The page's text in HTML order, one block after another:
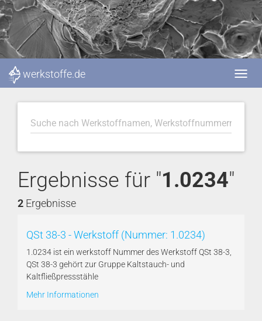
werkstoffe.de
Ergebnisse für "1.0234"
2 Ergebnisse
QSt 38-3 - Werkstoff (Nummer: 1.0234)
1.0234 ist ein werkstoff Nummer des Werkstoff QSt 38-3,
QSt 38-3 gehört zur Gruppe Kaltstauch- und
Kaltfließpressstähle
Mehr Informationen